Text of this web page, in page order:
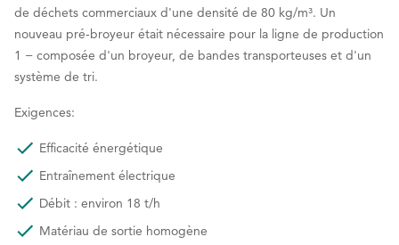
de déchets commerciaux d'une densité de 80 kg/m³. Un
nouveau pré-broyeur était nécessaire pour la ligne de production
1 − composée d'un broyeur, de bandes transporteuses et d'un
système de tri.
Exigences:
Efficacité énergétique
Entraînement électrique
Débit : environ 18 t/h
Matériau de sortie homogène